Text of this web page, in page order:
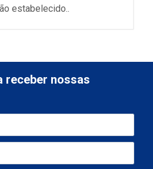
estabelecido..
receber nossas